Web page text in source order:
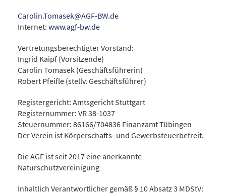
Carolin.Tomasek@AGF-BW.de
Internet: www.agf-bw.de
Vertretungsberechtigter Vorstand:
Ingrid Kaipf (Vorsitzende)
Carolin Tomasek (Geschäftsführerin)
Robert Pfeifle (stellv. Geschäftsführer)
Registergericht: Amtsgericht Stuttgart
Registernummer: VR 38-1037
Steuernummer: 86166/704836 Finanzamt Tübingen
Der Verein ist Körperschafts- und Gewerbsteuerbefreit.
Die AGF ist seit 2017 eine anerkannte
Naturschutzvereinigung
Inhaltlich Verantwortlicher gemäß § 10 Absatz 3 MDStV: